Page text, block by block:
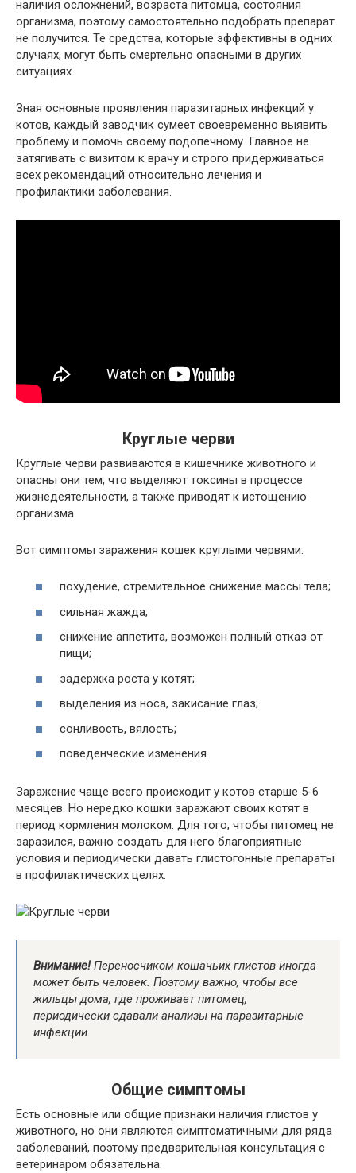
наличия осложнений, возраста питомца, состояния
организма, поэтому самостоятельно подобрать препарат
не получится. Те средства, которые эффективны в одних
случаях, могут быть смертельно опасными в других
ситуациях.
Зная основные проявления паразитарных инфекций у
котов, каждый заводчик сумеет своевременно выявить
проблему и помочь своему подопечному. Главное не
затягивать с визитом к врачу и строго придерживаться
всех рекомендаций относительно лечения и
профилактики заболевания.
Круглые черви
Круглые черви развиваются в кишечнике животного и
опасны они тем, что выделяют токсины в процессе
жизнедеятельности, а также приводят к истощению
организма.
Вот симптомы заражения кошек круглыми червями:
похудение, стремительное снижение массы тела;
сильная жажда;
снижение аппетита, возможен полный отказ от
пищи;
задержка роста у котят;
выделения из носа, закисание глаз;
сонливость, вялость;
поведенческие изменения.
Заражение чаще всего происходит у котов старше 5-6
месяцев. Но нередко кошки заражают своих котят в
период кормления молоком. Для того, чтобы питомец не
заразился, важно создать для него благоприятные
условия и периодически давать глистогонные препараты
в профилактических целях.
Внимание!Переносчиком кошачьих глистов иногда
может быть человек. Поэтому важно, чтобы все
жильцы дома, где проживает питомец,
периодически сдавали анализы на паразитарные
инфекции.
Общие симптомы
Есть основные или общие признаки наличия глистов у
животного, но они являются симптоматичными для ряда
заболеваний, поэтому предварительная консультация с
ветеринаром обязательна.